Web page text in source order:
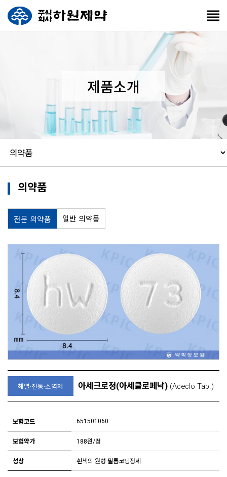
제품소개
의약품
전문 의약품 일반 의약품
해열·진통·소염제 아세크로정(아세클로페낙) (Aceclo Tab.)
보험코드 651501060
보험약가 188원/정
성상 흰색의 원형 필름코팅정제